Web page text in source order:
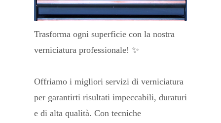
Trasforma ogni superficie con la nostra
verniciatura professionale! ✨
Offriamo i migliori servizi di verniciatura
per garantirti risultati impeccabili, duraturi
e di alta qualità. Con tecniche